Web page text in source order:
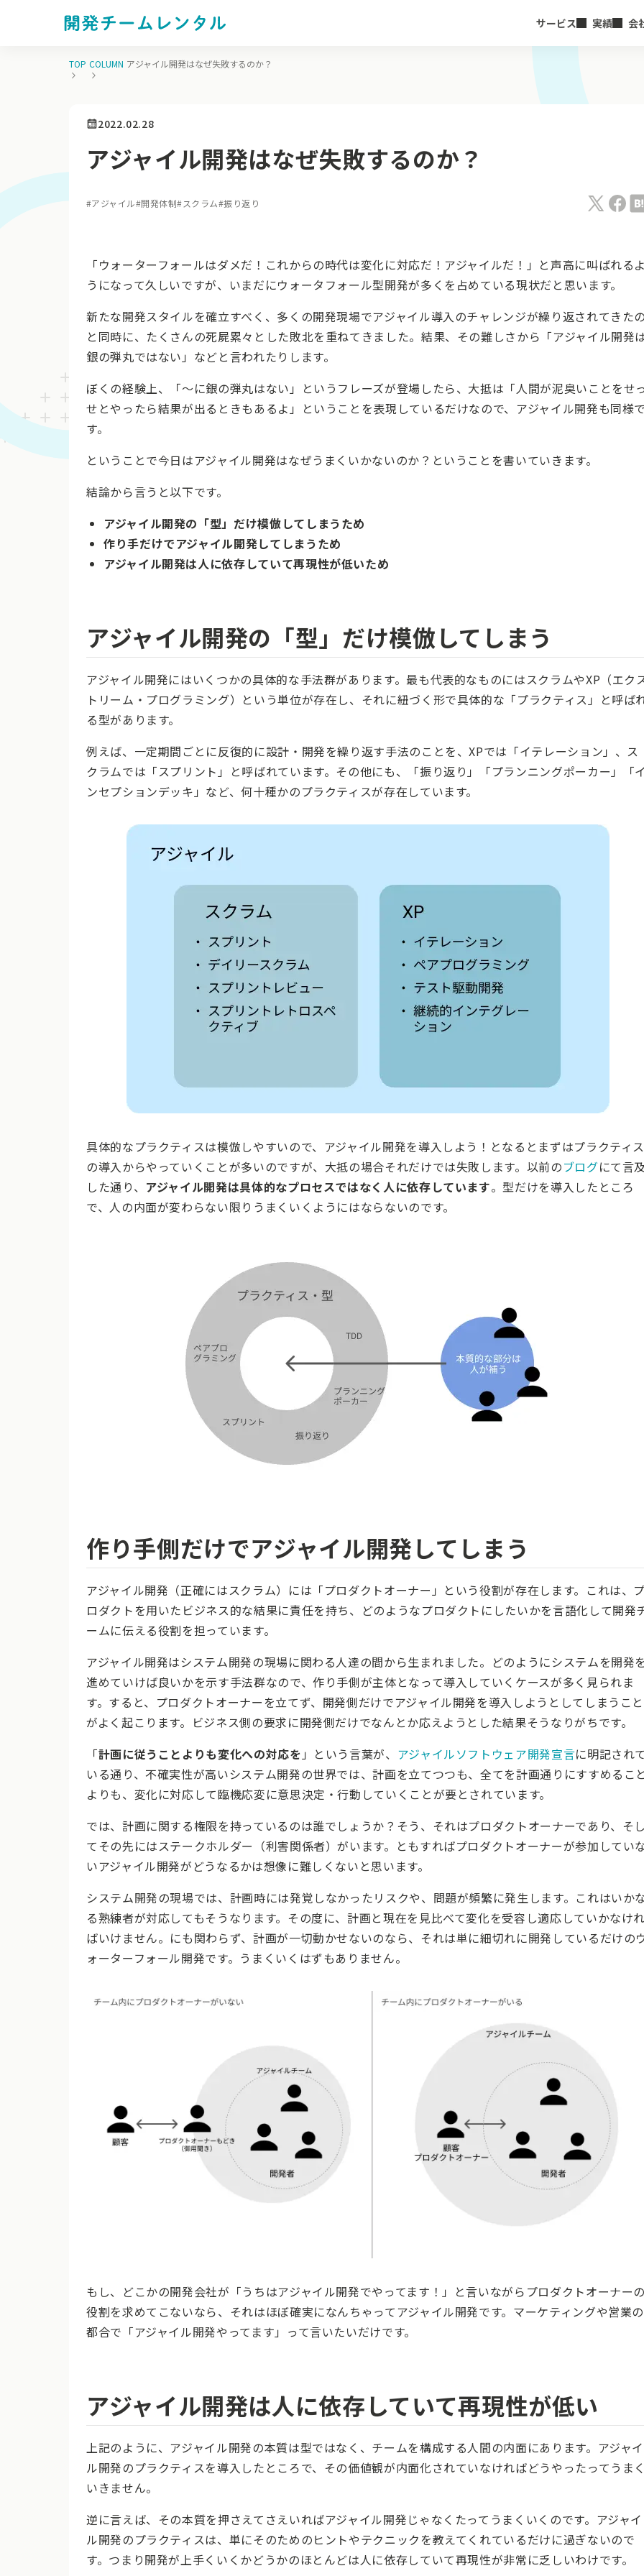
サービス 実績 会
TOP COLUMN アジャイル開発はなぜ失敗するのか？
2022.02.28
アジャイル開発はなぜ失敗するのか？
#アジャイル#開発体制#スクラム#振り返り
「ウォーターフォールはダメだ！これからの時代は変化に対応だ！アジャイルだ！」と声高に叫ばれる
うになって久しいですが、いまだにウォータフォール型開発が多くを占めている現状だと思います。
新たな開発スタイルを確立すべく、多くの開発現場でアジャイル導入のチャレンジが繰り返されてきた
と同時に、たくさんの死屍累々とした敗北を重ねてきました。結果、その難しさから「アジャイル開発
銀の弾丸ではない」などと言われたりします。
ぼくの経験上、「～に銀の弾丸はない」というフレーズが登場したら、大抵は「人間が泥臭いことをせ
せとやったら結果が出るときもあるよ」ということを表現しているだけなので、アジャイル開発も同様
す。
ということで今日はアジャイル開発はなぜうまくいかないのか？ということを書いていきます。
結論から言うと以下です。
アジャイル開発の「型」だけ模倣してしまうため
作り手だけでアジャイル開発してしまうため
アジャイル開発は人に依存していて再現性が低いため
アジャイル開発の「型」だけ模倣してしまう
アジャイル開発にはいくつかの具体的な手法群があります。最も代表的なものにはスクラムやXP（エク
トリーム・プログラミング）という単位が存在し、それに紐づく形で具体的な「プラクティス」と呼ば
る型があります。
例えば、一定期間ごとに反復的に設計・開発を繰り返す手法のことを、XPでは「イテレーション」、ス
クラムでは「スプリント」と呼ばれています。その他にも、「振り返り」「プランニングポーカー」「
ンセプションデッキ」など、何十種かのプラクティスが存在しています。
具体的なプラクティスは模倣しやすいので、アジャイル開発を導入しよう！となるとまずはプラクティ
の導入からやっていくことが多いのですが、大抵の場合それだけでは失敗します。以前のブログにて言
した通り、 アジャイル開発は具体的なプロセスではなく人に依存しています。型だけを導入したところ
で、人の内面が変わらない限りうまくいくようにはならないのです。
作り手側だけでアジャイル開発してしまう
アジャイル開発（正確にはスクラム）には「プロダクトオーナー」という役割が存在します。これは、
ロダクトを用いたビジネス的な結果に責任を持ち、どのようなプロダクトにしたいかを言語化して開発
ームに伝える役割を担っています。
アジャイル開発はシステム開発の現場に関わる人達の間から生まれました。どのようにシステムを開発
進めていけば良いかを示す手法群なので、作り手側が主体となって導入していくケースが多く見られま
す。すると、プロダクトオーナーを立てず、開発側だけでアジャイル開発を導入しようとしてしまうこと
がよく起こります。ビジネス側の要求に開発側だけでなんとか応えようとした結果そうなりがちです。
「計画に従うことよりも変化への対応を 」という言葉が、 アジャイルソフトウェア開発宣言に明記され
いる通り、不確実性が高いシステム開発の世界では、計画を立てつつも、全てを計画通りにすすめるこ
よりも、変化に対応して臨機応変に意思決定・行動していくことが要とされています。
では、計画に関する権限を持っているのは誰でしょうか？そう、それはプロダクトオーナーであり、そ
てその先にはステークホルダー（利害関係者）がいます。ともすればプロダクトオーナーが参加してい
いアジャイル開発がどうなるかは想像に難しくないと思います。
システム開発の現場では、計画時には発覚しなかったリスクや、問題が頻繁に発生します。これはいか
る熟練者が対応してもそうなります。その度に、計画と現在を見比べて変化を受容し適応していかなけ
ばいけません。にも関わらず、計画が一切動かせないのなら、それは単に細切れに開発しているだけの
ォーターフォール開発です。うまくいくはずもありません。
もし、どこかの開発会社が「うちはアジャイル開発でやってます！」と言いながらプロダクトオーナー
役割を求めてこないなら、それはほぼ確実になんちゃってアジャイル開発です。マーケティングや営業の
都合で「アジャイル開発やってます」って言いたいだけです。
アジャイル開発は人に依存していて再現性が低い
上記のように、アジャイル開発の本質は型ではなく、チームを構成する人間の内面にあります。アジャイ
ル開発のプラクティスを導入したところで、その価値観が内面化されていなければどうやったってうま
いきません。
逆に言えば、その本質を押さえてさえいればアジャイル開発じゃなくたってうまくいくのです。アジャイ
ル開発のプラクティスは、単にそのためのヒントやテクニックを教えてくれているだけに過ぎないので
す。つまり開発が上手くいくかどうかのほとんどは人に依存していて再現性が非常に乏しいわけです。